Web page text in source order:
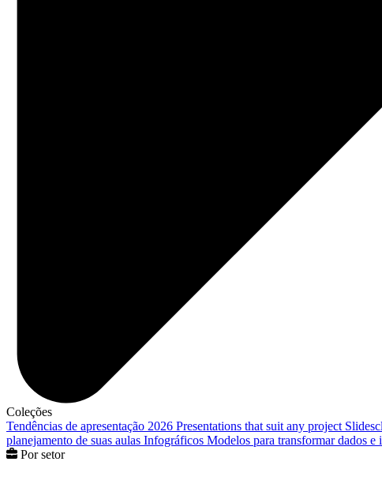
Coleções
Tendências de apresentação 2026 Presentations that suit any project
planejamento de suas aulas Infográficos Modelos para transformar dados e
Por setor